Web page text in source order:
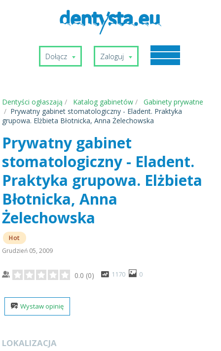
Dołącz Zaloguj
Dentyści ogłaszają Katalog gabinetów
Gabinety prywatne
Prywatny gabinet stomatologiczny - Eladent. Praktyka
grupowa. Elżbieta Błotnicka, Anna Żelechowska
Prywatny gabinet
stomatologiczny - Eladent.
Praktyka grupowa. Elżbieta
Błotnicka, Anna
Żelechowska
Hot
Grudzień 05, 2009
0.0 (0) 1170 0
Wystaw opinię
LOKALIZACJA